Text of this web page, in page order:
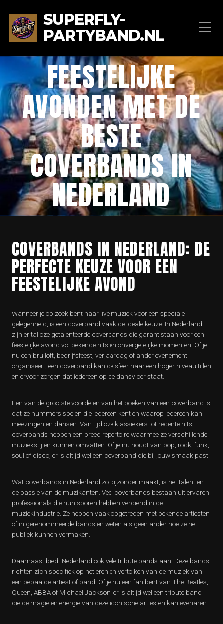
SUPERFLY-
PARTYBAND.NL
FEESTELIJKE
AVONDEN MET DE
BESTE
COVERBANDS IN
NEDERLAND
COVERBANDS IN NEDERLAND: DE
PERFECTE KEUZE VOOR EEN
FEESTELIJKE AVOND
Wanneer je op zoek bent naar live muziek voor een speciale
gelegenheid, is een coverband vaak de ideale keuze. In Nederland
zijn er talloze getalenteerde coverbands die garant staan voor een
feestelijke avond vol bekende hits en onvergetelijke momenten. Of je
nu een bruiloft, bedrijfsfeest, verjaardag of ander evenement
organiseert, een coverband kan de sfeer naar een hoger niveau tillen
en ervoor zorgen dat iedereen op de dansvloer staat.
Een van de grootste voordelen van het boeken van een coverband is
dat ze nummers spelen die iedereen kent en waarop iedereen kan
meezingen en dansen. Van tijdloze klassiekers tot recente hits,
coverbands hebben een breed repertoire waarmee ze verschillende
muziekstijlen kunnen omvatten. Of je nu houdt van pop, rock, funk,
soul of disco, er is altijd wel een coverband die bij jouw smaak past.
Wat coverbands in Nederland zo bijzonder maakt, is het talent en
de passie van de muzikanten. Veel coverbands bestaan uit ervaren
professionals die hun sporen hebben verdiend in de
muziekindustrie. Ze hebben vaak opgetreden met bekende artiesten
of in gerenommeerde bands en weten als geen ander hoe ze het
publiek kunnen vermaken.
Daarnaast biedt Nederland ook vele tribute bands aan. Deze bands
richten zich specifiek op het eren en vertolken van de muziek van
een bepaalde artiest of band. Of je nu een fan bent van The Beatles,
Queen, ABBA of Michael Jackson, er is altijd wel een tribute band
die de magie en energie van deze iconische artiesten kan evenaren.